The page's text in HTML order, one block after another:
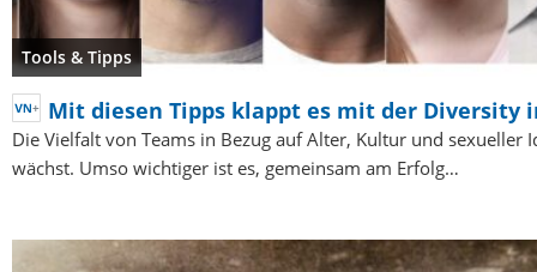
Tools & Tipps
Mit diesen Tipps klappt es mit der Diversity
Die Vielfalt von Teams in Bezug auf Alter, Kultur und sexueller
wächst. Umso wichtiger ist es, gemeinsam am Erfolg…